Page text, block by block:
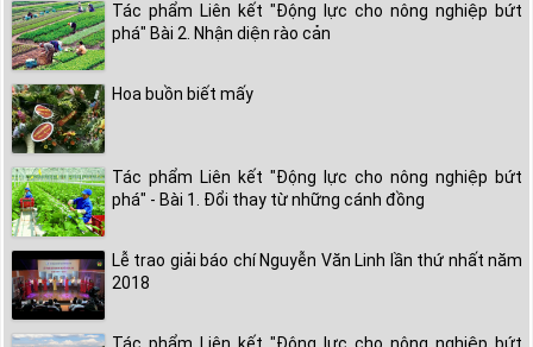
Tác phẩm Liên kết "Động lực cho nông nghiệp bứt
phá" Bài 2. Nhận diện rào cản
Hoa buồn biết mấy
Tác phẩm Liên kết "Động lực cho nông nghiệp bứt
phá" - Bài 1. Đổi thay từ những cánh đồng
Lễ trao giải báo chí Nguyễn Văn Linh lần thứ nhất năm
2018